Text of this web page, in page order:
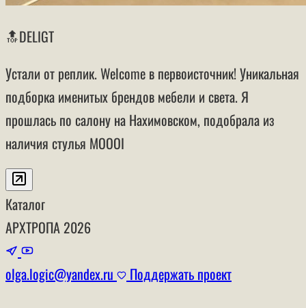
🔝DELIGT
Устали от реплик. Welcome в первоисточник! Уникальная
подборка именитых брендов мебели и света. Я
прошлась по салону на Нахимовском, подобрала из
наличия стулья MOOOI
Каталог
АРХТРОПА 2026
olga.logic@yandex.ru Поддержать проект